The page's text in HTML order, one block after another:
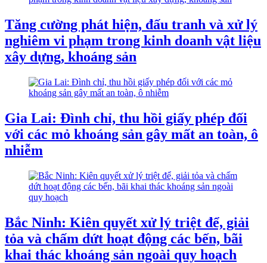
Tăng cường phát hiện, đấu tranh và xử lý
nghiêm vi phạm trong kinh doanh vật liệu
xây dựng, khoáng sản
Gia Lai: Đình chỉ, thu hồi giấy phép đối
với các mỏ khoáng sản gây mất an toàn, ô
nhiễm
Bắc Ninh: Kiên quyết xử lý triệt để, giải
tỏa và chấm dứt hoạt động các bến, bãi
khai thác khoáng sản ngoài quy hoạch